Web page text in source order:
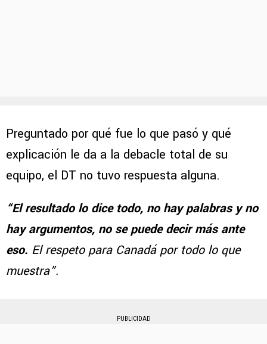
Preguntado por qué fue lo que pasó y qué
explicación le da a la debacle total de su
equipo, el DT no tuvo respuesta alguna.
“El resultado lo dice todo, no hay palabras y no
hay argumentos, no se puede decir más ante
eso. El respeto para Canadá por todo lo que
muestra”.
PUBLICIDAD